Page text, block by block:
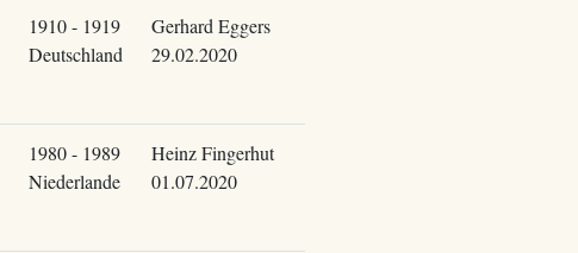
1910 - 1919
Deutschland
Gerhard Eggers
29.02.2020
1980 - 1989
Niederlande
Heinz Fingerhut
01.07.2020